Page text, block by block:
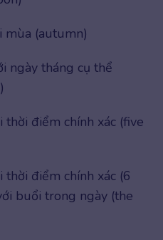
mùa (autumn)
ngày tháng cụ thể
thời điểm chính xác (five
thời điểm chính xác (6
buổi trong ngày (the